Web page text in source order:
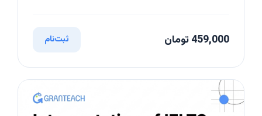
459,000 تومان ثبت‌نام